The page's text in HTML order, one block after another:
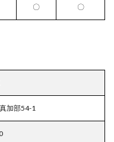
〇 〇
加部54-1